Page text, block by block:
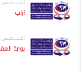
أغسطس 29, 2022
اراب
أغسطس 29, 2022
بوابة